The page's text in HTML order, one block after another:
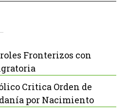
Fronterizos con
Critica Orden de
por Nacimiento